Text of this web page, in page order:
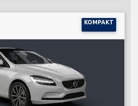
KOMPAKT